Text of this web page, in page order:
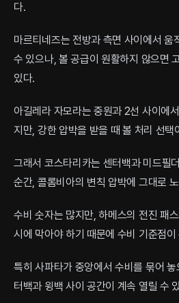
다.
마르티네즈는 전방과 측면 사이에서 움
수 있으나, 볼 공급이 원활하지 않으면
있다.
아길레라 자모라는 중원과 2선 사이에
지만, 강한 압박을 받을 때 볼 처리 선택
그래서 코스타리카는 센터백과 미드필
순간, 콜롬비아의 변칙 압박에 그대로
수비 숫자는 많지만, 하메스의 전진 패
시에 막아야 하기 때문에 수비 기준점
특히 사파타가 중앙에서 수비를 묶어
터백과 윙백 사이 공간이 계속 열릴 수